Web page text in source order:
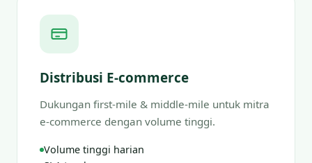
Distribusi E-commerce
Dukungan first-mile & middle-mile untuk mitra
e-commerce dengan volume tinggi.
Volume tinggi harian